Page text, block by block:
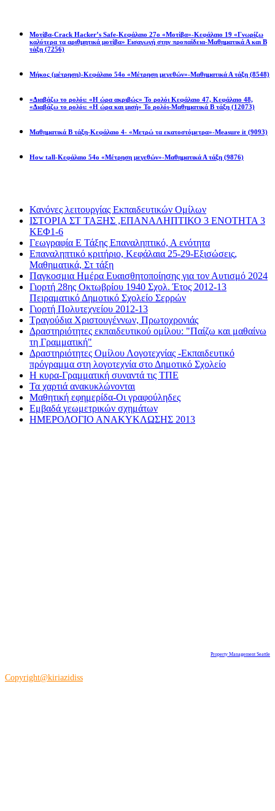
Μοτίβα-Crack Hacker’s Safe-Κεφάλαιο 27ο «Μοτίβα»-Κεφάλαιο 19 «Γνωρίζω
καλύτερα τα αριθμητικά μοτίβα» Εισαγωγή στην προπαίδεια-Μαθηματικά Α και Β
τάξη (7256)
Μήκος (μέτρηση)-Κεφάλαιο 54ο «Μέτρηση μεγεθών»-Μαθηματικά Α τάξη (8548)
«Διαβάζω το ρολόι: «Η ώρα ακριβώς» Το ρολόι Κεφάλαιο 47, Κεφάλαιο 48,
«Διαβάζω το ρολόι: «Η ώρα και μισή» Το ρολόι-Μαθηματικά Β τάξη (12073)
Μαθηματικά Β τάξη-Κεφάλαιο 4- «Μετρώ τα εκατοστόμετρα»-Measure it (9093)
How tall-Κεφάλαιο 54ο «Μέτρηση μεγεθών»-Μαθηματικά Α τάξη (9876)
Κανόνες λειτουργίας Εκπαιδευτικών Ομίλων
ΙΣΤΟΡΙΑ ΣΤ ΤΑΞΗΣ ,ΕΠΑΝΑΛΗΠΤΙΚΟ 3 ΕΝΟΤΗΤΑ 3
ΚΕΦ1-6
Γεωγραφία Ε Τάξης Επαναληπτικό, Α ενότητα
Επαναληπτικό κριτήριο, Κεφάλαια 25-29-Εξισώσεις,
Μαθηματικά, Στ τάξη
Παγκοσμια Ημέρα Ευαισθητοποίησης για τον Αυτισμό 2024
Γιορτή 28ης Οκτωβρίου 1940 Σχολ. Έτος 2012-13
Πειραματικό Δημοτικό Σχολείο Σερρών
Γιορτή Πολυτεχνείου 2012-13
Τραγούδια Χριστουγέννων, Πρωτοχρονιάς
Δραστηριότητες εκπαιδευτικού ομίλου: "Παίζω και μαθαίνω
τη Γραμματική"
Δραστηριότητες Ομίλου Λογοτεχνίας -Εκπαιδευτικό
πρόγραμμα στη λογοτεχνία στο Δημοτικό Σχολείο
Η κυρα-Γραμματική συναντά τις ΤΠΕ
Τα χαρτιά ανακυκλώνονται
Μαθητική εφημερίδα-Οι γραφούληδες
Εμβαδά γεωμετρικών σχημάτων
ΗΜΕΡΟΛΟΓΙΟ ΑΝΑΚΥΚΛΩΣΗΣ 2013
Property Management Seattle
Copyright@kiriazidiss